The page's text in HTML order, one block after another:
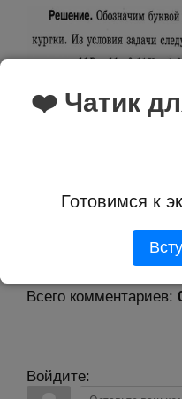
Ответ:21
❤️ Чатик
Готовимся к
Комментарии
Всего комментариев:
Войдите: